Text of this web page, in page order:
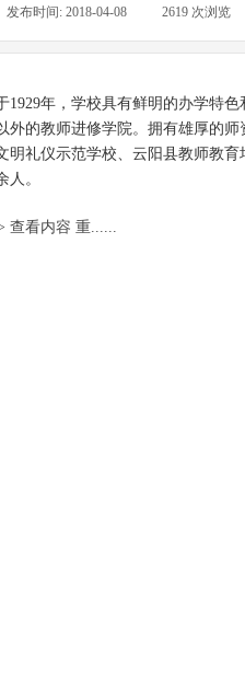
发布时间: 2018-04-08 2619 次浏览
年，学校具有鲜明的办学特色
外的教师进修学院。拥有雄厚的
明礼仪示范学校、云阳县教师教
人。
查看内容 重......